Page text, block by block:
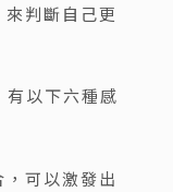
判斷自己更
有以下六種感
可以激發出